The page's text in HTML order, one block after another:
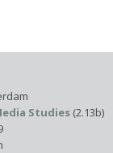
Studies (2.13b)